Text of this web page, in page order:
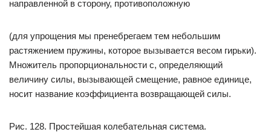
направленной в сторону, противоположную
(для упрощения мы пренебрегаем тем небольшим
растяжением пружины, которое вызывается весом гирьки).
Множитель пропорциональности с, определяющий
величину силы, вызывающей смещение, равное единице,
носит название коэффициента возвращающей силы.
Рис. 128. Простейшая колебательная система.